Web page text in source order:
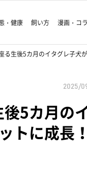
・健康 飼い方 漫画・コ
る生後5カ月のイタグレ子犬
2025/
5カ月の
トに成長